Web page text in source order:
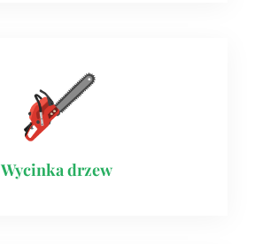
Wycinka drzew